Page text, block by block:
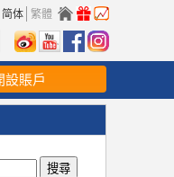
简体 繁體
設賬戶